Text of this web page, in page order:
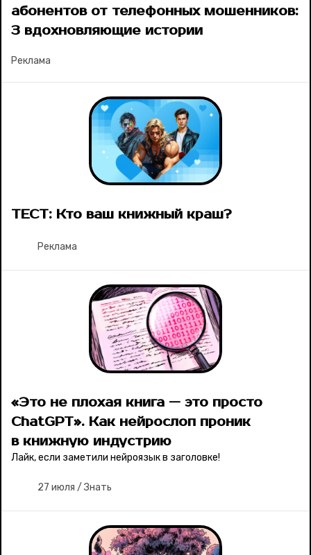
абонентов от телефонных мошенников:
3 вдохновляющие истории
Реклама
ТЕСТ: Кто ваш книжный краш?
Реклама
«Это не плохая книга — это просто
ChatGPT». Как нейрослоп проник
в книжную индустрию
Лайк, если заметили нейроязык в заголовке!
27 июля / Знать